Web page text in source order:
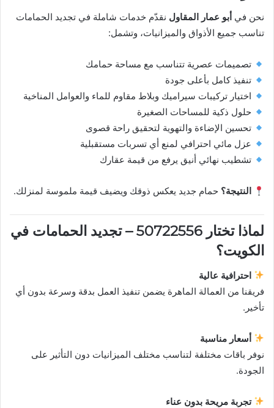
نحن في أبو عمار المقاول نقدّم خدمات شاملة في تجديد الحمامات
تناسب جميع الأذواق والميزانيات، وتشمل:
تصميمات عصرية تتناسب مع مساحة حمامك
تنفيذ كامل بأعلى جودة
اختيار تركيبات سيراميك وبلاط مقاوم للماء والعوامل المناخية
حلول ذكية للمساحات الصغيرة
تحسين الإضاءة والتهوية لتحقيق راحة قصوى
عزل مائي احترافي لمنع أي تسربات مستقبلية
تشطيب نهائي أنيق يرفع من قيمة عقارك
النتيجة؟ حمام جديد يعكس ذوقك ويضيف قيمة ملموسة لمنزلك.
لماذا تختار
50722556 – تجديد الحمامات في
الكويت؟
احترافية عالية
فريقنا من العمالة الماهرة يضمن تنفيذ العمل بدقة وسرعة بدون أي
تأخير.
أسعار مناسبة
نوفر باقات مختلفة لتناسب مختلف الميزانيات دون التأثير على
الجودة.
تجربة مريحة بدون عناء